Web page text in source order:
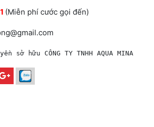
(Miễn phí cước gọi đến)
sở hữu CÔNG TY TNHH AQUA MINA